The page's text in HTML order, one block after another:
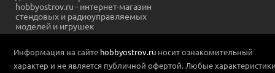
hobbyostrov.ru - интернет-магазин
стендовых и радиоуправляемых
моделей и игрушек
Информация на сайте hobbyostrov.ru носит ознакомительный
характер и не является публичной офертой. Любые